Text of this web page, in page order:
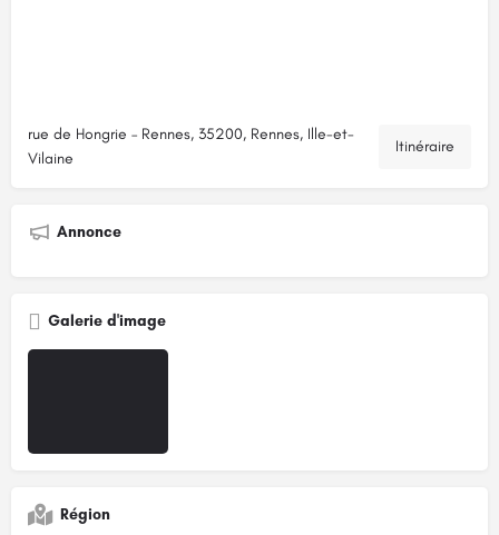
rue de Hongrie – Rennes, 35200, Rennes, Ille-et-
Vilaine
Itinéraire
Annonce
Galerie d'image
Région